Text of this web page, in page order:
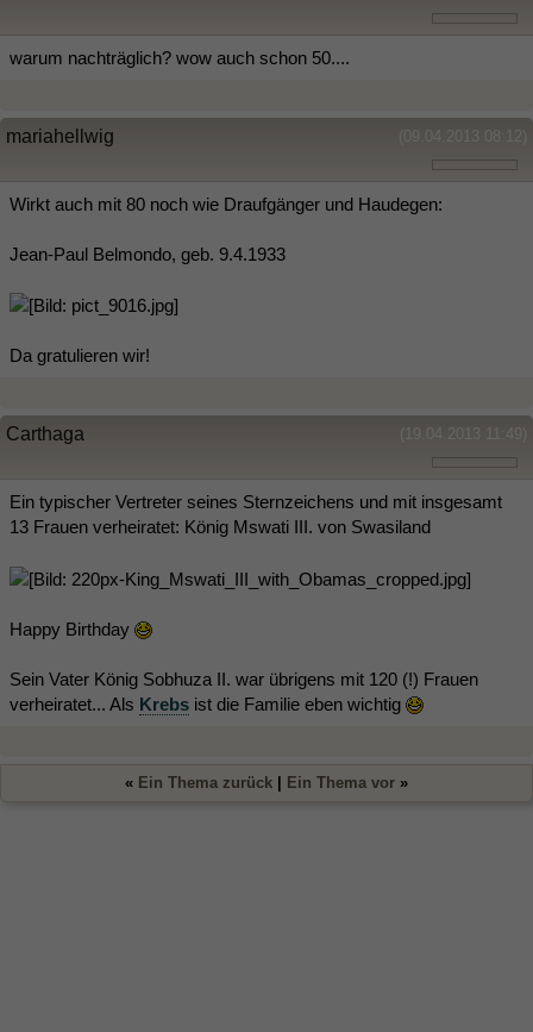
warum nachträglich? wow auch schon 50....
(09.04.2013 08:12)
mariahellwig
Wirkt auch mit 80 noch wie Draufgänger und Haudegen:
Jean-Paul Belmondo, geb. 9.4.1933
Da gratulieren wir!
(19.04.2013 11:49)
Carthaga
Ein typischer Vertreter seines Sternzeichens und mit insgesamt
13 Frauen verheiratet: König Mswati III. von Swasiland
Happy Birthday
Sein Vater König Sobhuza II. war übrigens mit 120 (!) Frauen
verheiratet... Als Krebs ist die Familie eben wichtig
« Ein Thema zurück Ein Thema vor »